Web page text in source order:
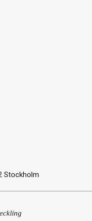
Stockholm